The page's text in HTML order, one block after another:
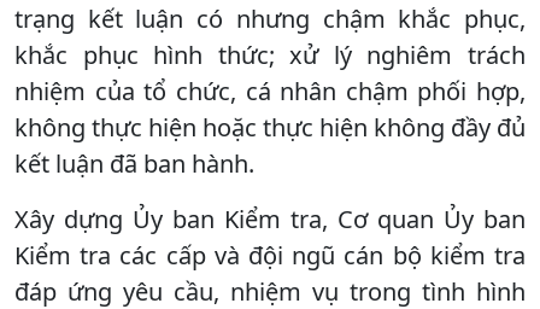
trạng kết luận có nhưng chậm khắc phục,
khắc phục hình thức; xử lý nghiêm trách
nhiệm của tổ chức, cá nhân chậm phối hợp,
không thực hiện hoặc thực hiện không đầy đủ
kết luận đã ban hành.
Xây dựng Ủy ban Kiểm tra, Cơ quan Ủy ban
Kiểm tra các cấp và đội ngũ cán bộ kiểm tra
đáp ứng yêu cầu, nhiệm vụ trong tình hình